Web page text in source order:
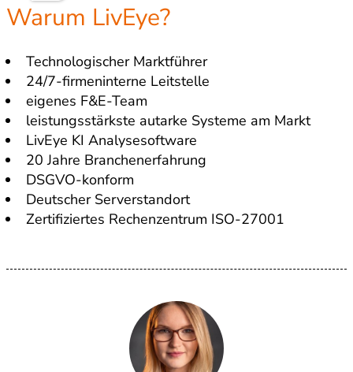
Warum LivEye?
Technologischer Marktführer
24/7-firmeninterne Leitstelle
eigenes F&E-Team
leistungsstärkste autarke Systeme am Markt
LivEye KI Analysesoftware
20 Jahre Branchenerfahrung
DSGVO-konform
Deutscher Serverstandort
Zertifiziertes Rechenzentrum ISO-27001